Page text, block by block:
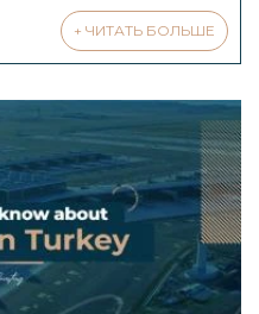
+ ЧИТАТЬ БОЛЬШЕ